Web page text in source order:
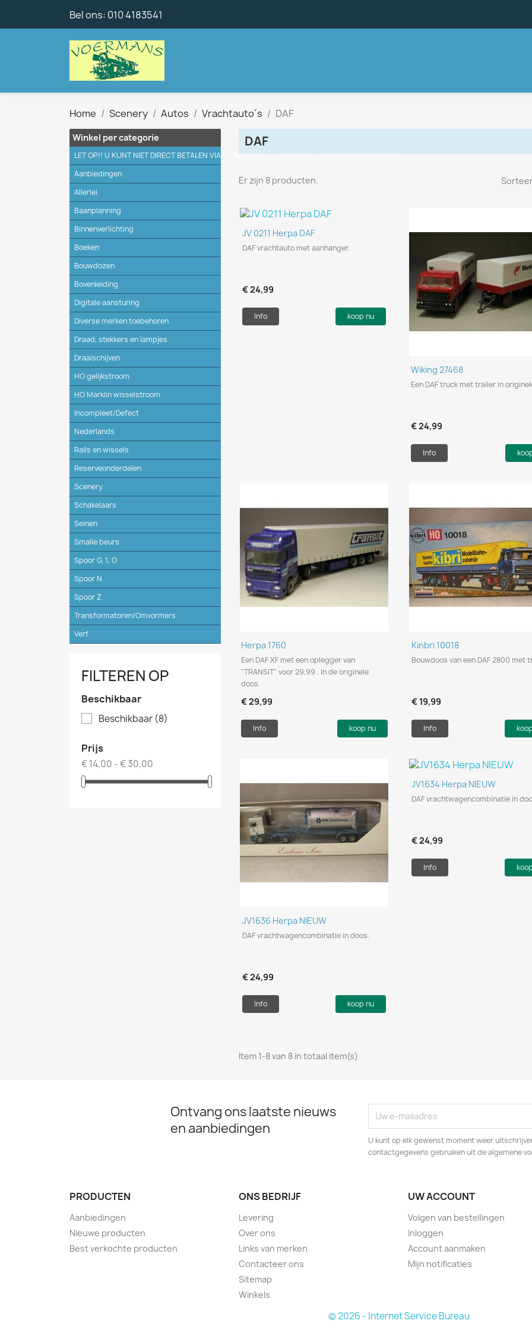
Bel ons: 010 4183541
Home Scenery Autos Vrachtauto´s DAF
Winkel per categorie
LET OP!! U KUNT NIET DIRECT BETALEN VIA DE WEBSITE, U ONTVANGT ALTIJD EEN MAIL VAN MIJ!
Aanbiedingen
Allerlei
Baanplanning
Binnenverlichting
Boeken
Bouwdozen
Bovenleiding
Digitale aansturing
Diverse merken toebehoren
Draad, stekkers en lampjes
Draaischijven
HO gelijkstroom
HO Marklin wisselstroom
Incompleet/Defect
Nederlands
Rails en wissels
Reserveonderdelen
Scenery
Schakelaars
Seinen
Smalle beurs
Spoor G, 1, O
Spoor N
Spoor Z
Transformatoren/Omvormers
Verf
FILTEREN OP
Beschikbaar
Beschikbaar (8)
Prijs
€ 14,00 - € 30,00
DAF
Er zijn 8 producten.
Snel bekijken
JV 0211 Herpa DAF
DAF vrachtauto met aanhanger.
€ 24,99
Info koop nu
Snel bekijken
Wiking 27468
Een DAF truck met trailer in
€ 24,99
Info

Herpa 1760
Een DAF XF met een oplegger van
"TRANSIT" voor 29,99 . In de originele
doos.
€ 29,99
Info koop nu

Kinbri 10018
Bouwdoos van een DAF 2800 met
€ 19,99
Info
Snel bekijken
JV1636 Herpa NIEUW
DAF vrachtwagencombinatie in doos.
€ 24,99
Info koop nu
Snel bekijken
JV1634 Herpa NIEUW
DAF vrachtwagencombinatie in
€ 24,99
Info
Item 1-8 van 8 in totaal item(s)
Ontvang ons laatste nieuws
en aanbiedingen
U kunt op elk gewenst moment weer
contactgegevens gebruiken uit de algemene
PRODUCTEN
Aanbiedingen
Nieuwe producten
Best verkochte producten
ONS BEDRIJF
Levering
Over ons
Links van merken
Contacteer ons
Sitemap
Winkels
UW ACCOUNT
Volgen van bestellingen
Inloggen
Account aanmaken
Mijn notificaties
© 2026 - Internet Service Bureau